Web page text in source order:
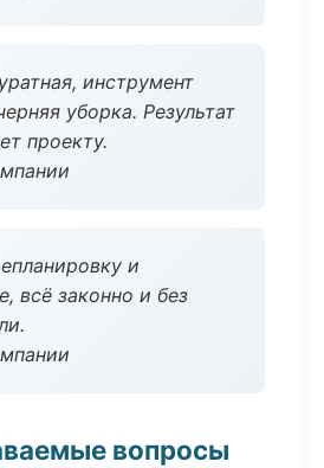
инструмент
уборка. Результат
проекту.
и
всё законно и без
вопросы